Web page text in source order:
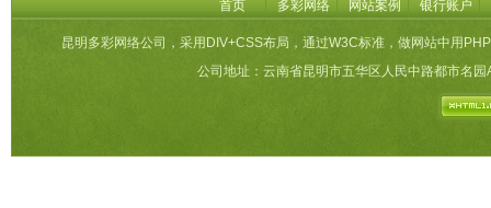
首页 多彩网络 网站案例 银行账户
昆明多彩网络公司，采用DIV+CSS布局，通过W3C标准，做网站中用
公司地址：云南省昆明市五华区人民中路都市名